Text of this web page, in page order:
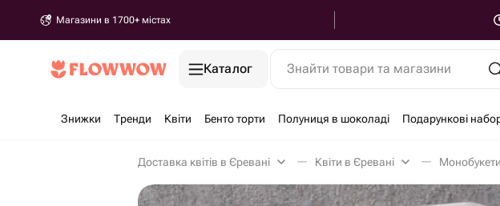
Магазини в 1700+ містах
Каталог Знайти товари та магазини
Знижки Тренди Квіти Бенто торти Полуниця в шоколаді Подарункові
Доставка квітів в Єревані Квіти в Єревані